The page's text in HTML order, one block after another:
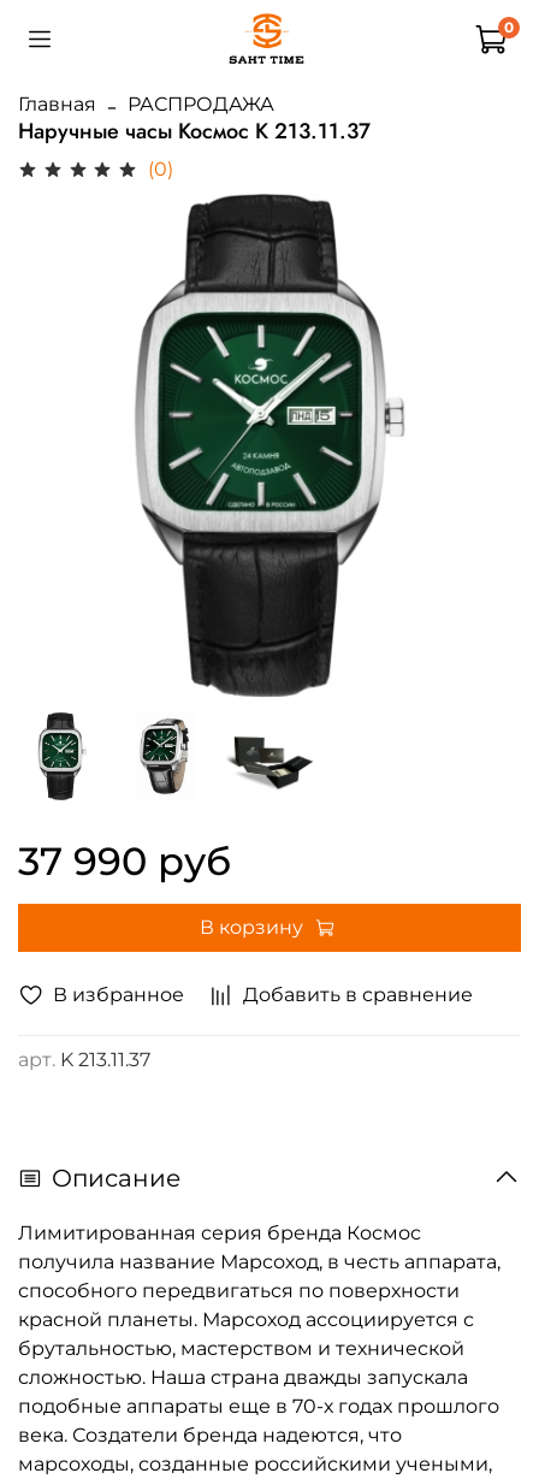
0
Главная РАСПРОДАЖА
Наручные часы Космос K 213.11.37
(0)
В избранное Добавить в сравнение
арт. K 213.11.37
37 990 руб
В корзину
Описание
Лимитированная серия бренда Космос
получила название Марсоход, в честь аппарата,
способного передвигаться по поверхности
красной планеты. Марсоход ассоциируется с
брутальностью, мастерством и технической
сложностью. Наша страна дважды запускала
подобные аппараты еще в 70-х годах прошлого
века. Создатели бренда надеются, что
марсоходы, созданные российскими учеными,